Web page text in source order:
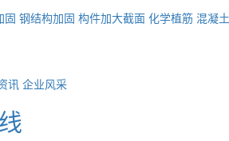
固 钢结构加固 构件加大截面 化学植筋 混凝
讯 企业风采